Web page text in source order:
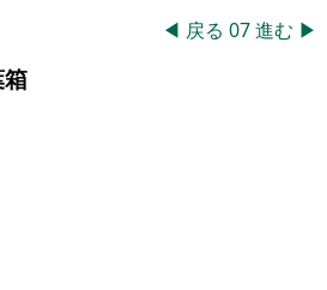
◀ 戻る 07進む ▶